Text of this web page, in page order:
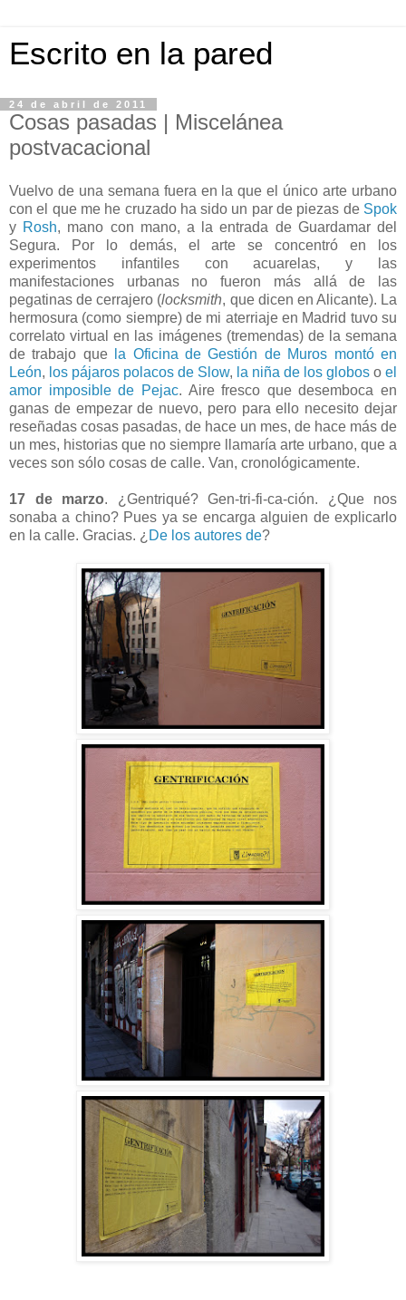
Escrito en la pared
24 de abril de 2011
Cosas pasadas | Miscelánea
postvacacional
Vuelvo de una semana fuera en la que el único arte urbano
con el que me he cruzado ha sido un par de piezas de Spok
y Rosh, mano con mano, a la entrada de Guardamar del
Segura. Por lo demás, el arte se concentró en los
experimentos infantiles con acuarelas, y las
manifestaciones urbanas no fueron más allá de las
pegatinas de cerrajero (locksmith, que dicen en Alicante). La
hermosura (como siempre) de mi aterriaje en Madrid tuvo su
correlato virtual en las imágenes (tremendas) de la semana
de trabajo que
la Oficina de Gestión de Muros montó en
León, los pájaros polacos de Slow, la niña de los globos o el
amor imposible de Pejac. Aire fresco que desemboca en
ganas de empezar de nuevo, pero para ello necesito dejar
reseñadas cosas pasadas, de hace un mes, de hace más de
un mes, historias que no siempre llamaría arte urbano, que a
veces son sólo cosas de calle. Van, cronológicamente.
17 de marzo. ¿Gentriqué? Gen-tri-fi-ca-ción. ¿Que nos
sonaba a chino? Pues ya se encarga alguien de explicarlo
en la calle. Gracias. ¿ De los autores de?